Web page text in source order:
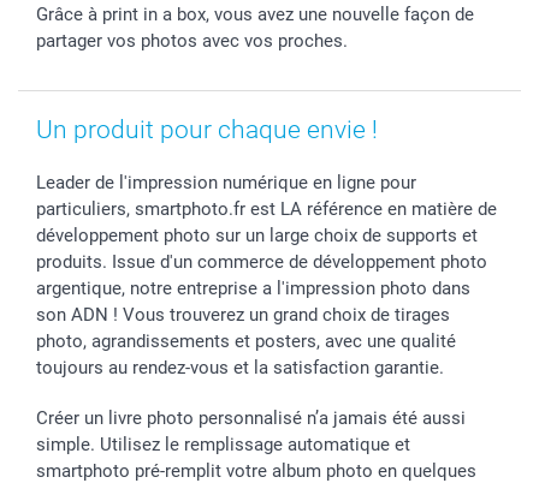
Grâce à print in a box, vous avez une nouvelle façon de
partager vos photos avec vos proches.
Un produit pour chaque envie !
Leader de l'impression numérique en ligne pour
particuliers, smartphoto.fr est LA référence en matière de
développement photo sur un large choix de supports et
produits. Issue d'un commerce de développement photo
argentique, notre entreprise a l'impression photo dans
son ADN ! Vous trouverez un grand choix de tirages
photo, agrandissements et posters, avec une qualité
toujours au rendez-vous et la satisfaction garantie.
Créer un livre photo personnalisé n’a jamais été aussi
simple. Utilisez le remplissage automatique et
smartphoto pré-remplit votre album photo en quelques